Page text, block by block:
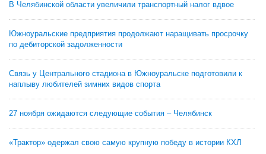
В Челябинской области увеличили транспортный налог вдвое
Южноуральские предприятия продолжают наращивать просрочку
по дебиторской задолженности
Связь у Центрального стадиона в Южноуральске подготовили к
наплыву любителей зимних видов спорта
27 ноября ожидаются следующие события – Челябинск
«Трактор» одержал свою самую крупную победу в истории КХЛ